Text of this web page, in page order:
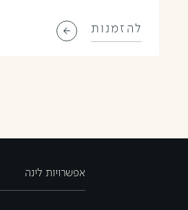
להזמנות
אפשרויות לינה